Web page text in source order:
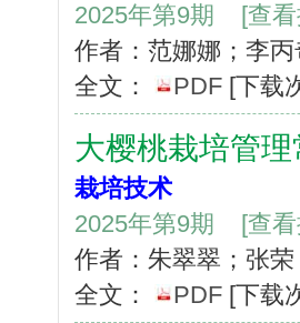
2025年第9期
[查
作者：范娜娜；李
全文：
PDF [下载
大樱桃栽培管
栽培技术
2025年第9期
[查
作者：朱翠翠；张荣
全文：
PDF [下载